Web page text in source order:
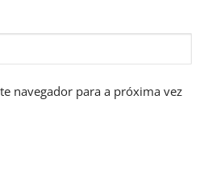
navegador para a próxima vez